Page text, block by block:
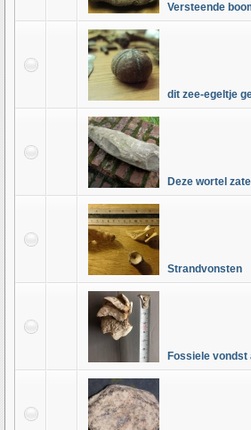
Versteende
dit zee-egeltje
Deze wortel
Strandvonsten
Fossiele vondst